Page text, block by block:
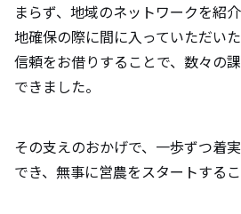
まらず、地域のネットワークを紹
地確保の際に間に入っていただい
信頼をお借りすることで、数々の
できました。
その支えのおかげで、一歩ずつ着
でき、無事に営農をスタートする